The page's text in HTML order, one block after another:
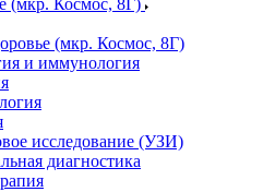
(мкр. Космос, 8Г)
(мкр. Космос, 8Г)
и иммунология
исследование (УЗИ)
диагностика